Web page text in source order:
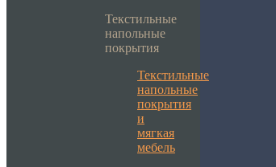
Текстильные
напольные
покрытия
Текстильные
напольные
покрытия
и
мягкая
мебель